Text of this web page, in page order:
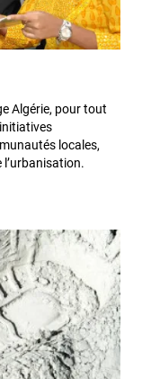
Algérie, pour tout
locales,
l’urbanisation.